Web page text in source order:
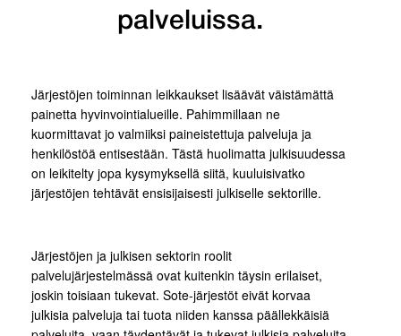
palveluissa.
Järjestöjen toiminnan leikkaukset lisäävät väistämättä
painetta hyvinvointialueille. Pahimmillaan ne
kuormittavat jo valmiiksi paineistettuja palveluja ja
henkilöstöä entisestään. Tästä huolimatta julkisuudessa
on leikitelty jopa kysymyksellä siitä, kuuluisivatko
järjestöjen tehtävät ensisijaisesti julkiselle sektorille.
Järjestöjen ja julkisen sektorin roolit
palvelujärjestelmässä ovat kuitenkin täysin erilaiset,
joskin toisiaan tukevat. Sote-järjestöt eivät korvaa
julkisia palveluja tai tuota niiden kanssa päällekkäisiä